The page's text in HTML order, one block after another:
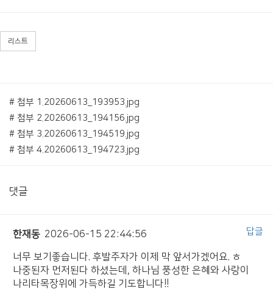
리스트
# 첨부 1.20260613_193953.jpg
# 첨부 2.20260613_194156.jpg
# 첨부 3.20260613_194519.jpg
# 첨부 4.20260613_194723.jpg
댓글
한재동 2026-06-15 22:44:56
너무 보기좋습니다. 후발주자가 이제 막 앞서가겠어요. ㅎ
나중된자 먼저된다 하셨는데, 하나님 풍성한 은혜와 사랑이
나리타목장위에 가득하길 기도합니다!!
답글